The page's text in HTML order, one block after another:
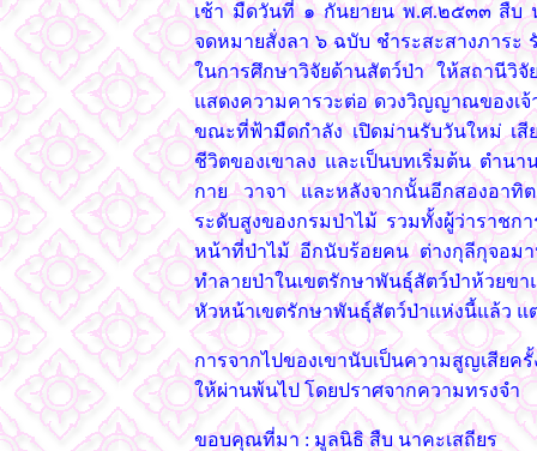
เช้า มืดวันที่ ๑ กันยายน พ.ศ.๒๕๓๓ สืบ
จดหมายสั่งลา ๖ ฉบับ ชำระสะสางภาร
ในการศึกษาวิจัยด้านสัตว์ป่า ให้สถานีวิ
แสดงความคารวะต่อ ดวงวิญญาณของเ
ขณะที่ฟ้ามืดกำลัง เปิดม่านรับวันใหม่ เ
ชีวิตของเขาลง และเป็นบทเริ่มต้น ตำน
กาย วาจา และหลังจากนั้นอีกสองอาทิต
ระดับสูงของกรมป่าไม้ รวมทั้งผู้ว่าราชก
หน้าที่ป่าไม้ อีกนับร้อยคน ต่างกุลีกุจอม
ทำลายป่าในเขตรักษาพันธุ์สัตว์ป่าห้วย
หัวหน้าเขตรักษาพันธุ์สัตว์ป่าแห่งนี้แล้ว แ
การจากไปของเขานับเป็นความสูญเสีย
ให้ผ่านพ้นไป โดยปราศจากความทรงจำ
ขอบคุณที่มา : มูลนิธิ สืบ นาคะเสถียร